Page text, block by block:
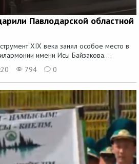
Павлодарской областной
XIX века занял особое место в
имени Исы Байзакова....
794 0